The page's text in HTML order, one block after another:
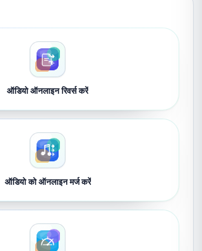
ऑडियो ऑनलाइन रिवर्स करें
ऑडियो को ऑनलाइन मर्ज करें